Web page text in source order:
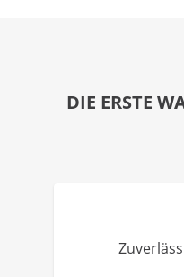
DIE ERSTE